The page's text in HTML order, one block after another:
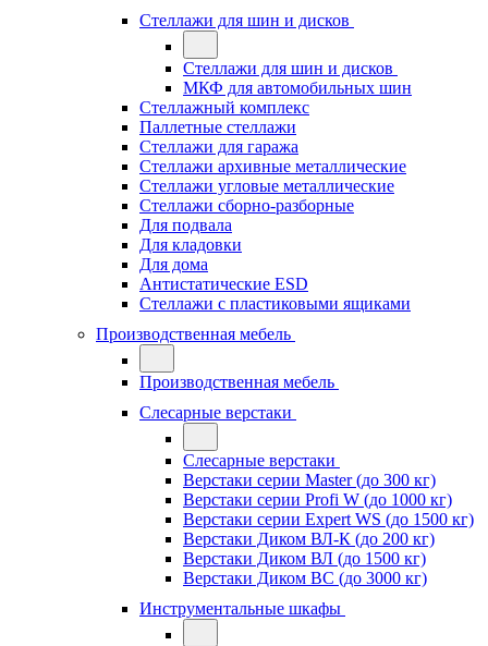
Стеллажи для шин и дисков
Стеллажи для шин и дисков
МКФ для автомобильных шин
Стеллажный комплекс
Паллетные стеллажи
Стеллажи для гаража
Стеллажи архивные металлические
Стеллажи угловые металлические
Стеллажи сборно-разборные
Для подвала
Для кладовки
Для дома
Антистатические ESD
Стеллажи с пластиковыми ящиками
Производственная мебель
Производственная мебель
Слесарные верстаки
Слесарные верстаки
Верстаки серии Master (до 300 кг)
Верстаки серии Profi W (до 1000 кг)
Верстаки серии Expert WS (до 1500 кг)
Верстаки Диком ВЛ-К (до 200 кг)
Верстаки Диком ВЛ (до 1500 кг)
Верстаки Диком ВС (до 3000 кг)
Инструментальные шкафы